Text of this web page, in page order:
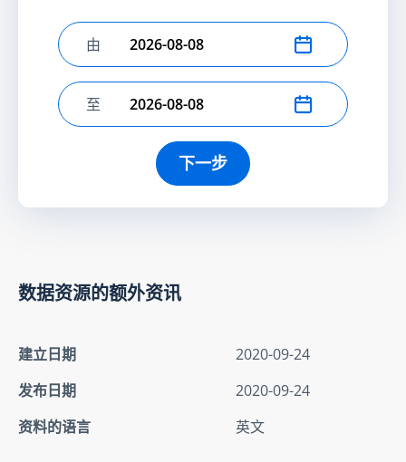
选择开始日期
由
选择结束日期
至
下一步
数据资源的额外资讯
建立日期
2020-09-24
发布日期
2020-09-24
资料的语言
英文